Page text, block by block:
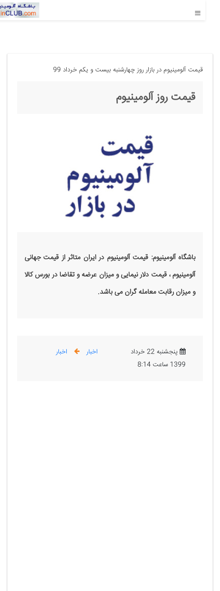
قیمت آلومینیوم در بازار روز چهارشنبه بیست و یکم خرداد 99
قیمت روز آلومینیوم
باشگاه آلومینیوم: قیمت آلومینیوم در ایران متاثر از قیمت جهانی
آلومینیوم ، قیمت دلار نیمایی و میزان عرضه و تقاضا در بورس کالا
و میزان رقابت معامله گران می باشد.
پنجشنبه 22 خرداد
1399 ساعت 8:14
اخبار اخبار